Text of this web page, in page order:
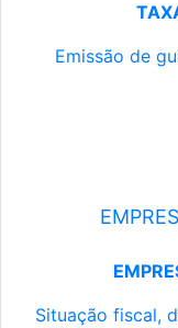
Emissão de
Situação fiscal,